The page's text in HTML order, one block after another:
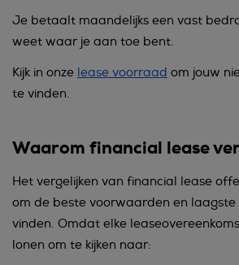
Je betaalt maandelijks een vast
weet waar je aan toe bent.
Kijk in onze lease voorraad om jouw
te vinden.
Waarom financial lease
Het vergelijken van financial lease
om de beste voorwaarden en
vinden. Omdat elke
lonen om te kijken naar: